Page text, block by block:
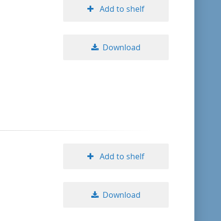
Add to shelf
Download
Add to shelf
Download